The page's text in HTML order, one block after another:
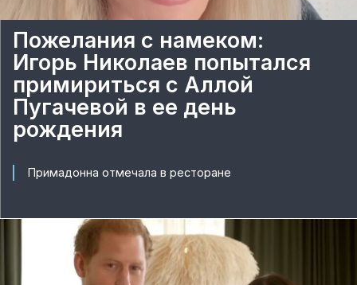
Пожелания с намеком:
Игорь Николаев попытался
примириться с Аллой
Пугачевой в ее день
рождения
Примадонна отмечала в ресторане